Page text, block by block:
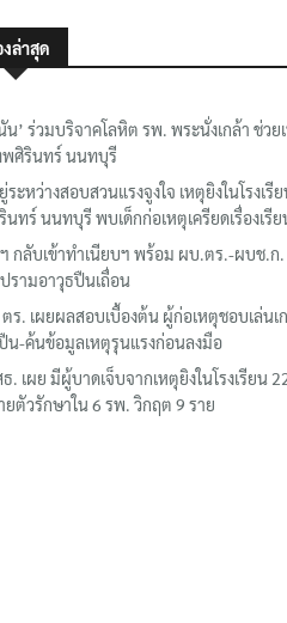
งล่าสุด
น’ ร่วมบริจาคโลหิต รพ. พระนั่งเกล้า ช่วย
พศิรินทร์ นนทบุรี
ระหว่างสอบสวนแรงจูงใจ เหตุยิงในโรงเรี
นทร์ นนทบุรี พบเด็กก่อเหตุเครียดเรื่องเรี
กลับเข้าทำเนียบฯ พร้อม ผบ.ตร.-ผบช.ก.
รามอาวุธปืนเถื่อน
ร. เผยผลสอบเบื้องต้น ผู้ก่อเหตุชอบเล่นเ
น-ค้นข้อมูลเหตุรุนแรงก่อนลงมือ
. เผย มีผู้บาดเจ็บจากเหตุยิงในโรงเรียน
ยตัวรักษาใน 6 รพ. วิกฤต 9 ราย